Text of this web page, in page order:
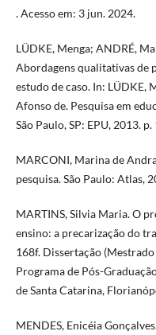
. Acesso em: 3 jun. 2024.
LÜDKE, Menga; ANDRÉ,
Abordagens qualitativas de
estudo de caso. In: LÜDKE,
Afonso de. Pesquisa em
São Paulo, SP: EPU, 2013.
MARCONI, Marina de
pesquisa. São Paulo: Atlas,
MARTINS, Silvia Maria. O
ensino: a precarização do
168f. Dissertação
Programa de Pós-
de Santa Catarina,
MENDES, Enicéia